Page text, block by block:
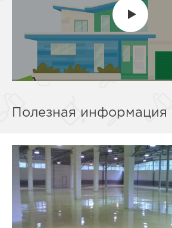
Полезная информация